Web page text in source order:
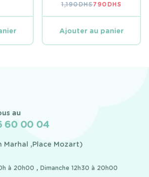
1,190DHSLE
PRIX
ÉTAIT :
790 DHS
LE
PRIX
EST :
Ajouter au panier
au
60 00 04
Marhal ,Place Mozart)
à 20h00 , Dimanche 12h30 à 20h00